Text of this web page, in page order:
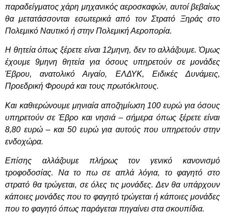
παραδείγματος χάρη μηχανικός αεροσκαφών, αυτοί βεβαίως
θα μετατάσσονται εσωτερικά από τον Στρατό Ξηράς στο
Πολεμικό Ναυτικό ή στην Πολεμική Αεροπορία.
Η θητεία όπως ξέρετε είναι 12μηνη, δεν το αλλάζουμε. Όμως
έχουμε 9μηνη θητεία για όσους υπηρετούν σε μονάδες
Έβρου, ανατολικό Αιγαίο, ΕΛΔΥΚ, Ειδικές Δυνάμεις,
Προεδρική Φρουρά και τους πρωτόκλιτους.
Και καθιερώνουμε μηνιαία αποζημίωση 100 ευρώ για όσους
υπηρετούν σε Έβρο και νησιά – σήμερα όπως ξέρετε είναι
8,80 ευρώ – και 50 ευρώ για αυτούς που υπηρετούν στην
ενδοχώρα.
Επίσης αλλάζουμε πλήρως τον γενικό κανονισμό
τροφοδοσίας. Να το πω σε απλά λόγια, το φαγητό στο
στρατό θα τρώγεται, σε όλες τις μονάδες. Δεν θα υπάρχουν
κάποιες μονάδες που το φαγητό τρώγεται ή κάποιες μονάδες
που το φαγητό όπως παράγεται πηγαίνει στα σκουπίδια.